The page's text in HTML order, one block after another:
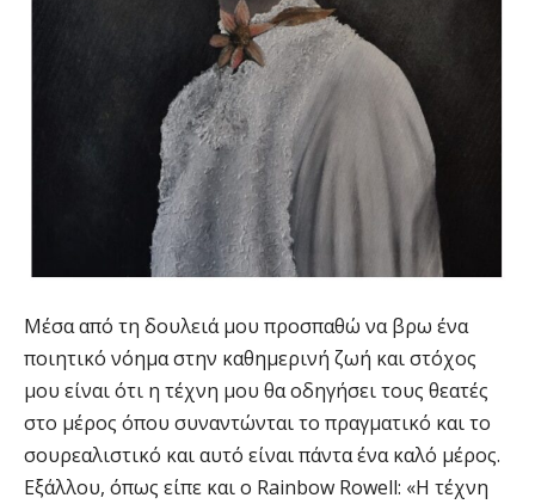
Μέσα από τη δουλειά μου προσπαθώ να βρω ένα
ποιητικό νόημα στην καθημερινή ζωή και στόχος
μου είναι ότι η τέχνη μου θα οδηγήσει τους θεατές
στο μέρος όπου συναντώνται το πραγματικό και το
σουρεαλιστικό και αυτό είναι πάντα ένα καλό μέρος.
Εξάλλου, όπως είπε και ο Rainbow Rowell: «Η τέχνη